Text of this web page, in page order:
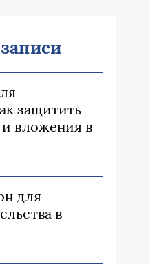
защитить
вложения в
для
в